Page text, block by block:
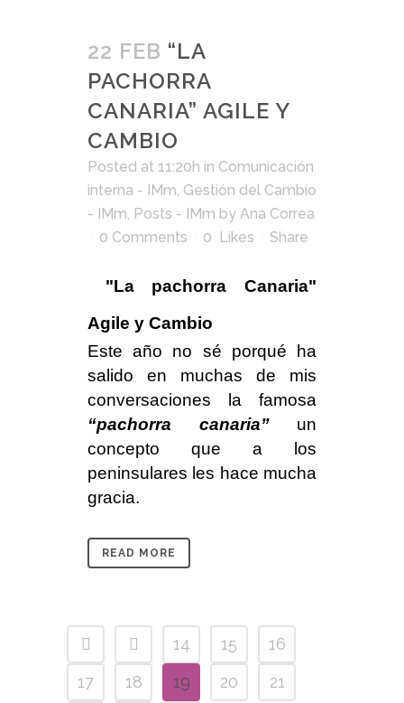
22 FEB “LA
PACHORRA
CANARIA” AGILE Y
CAMBIO
Posted at 11:20h in Comunicación
interna - IMm, Gestión del Cambio
- IMm, Posts - IMm by Ana Correa
0 Comments
0 Likes Share
"La pachorra Canaria"
Agile y Cambio
Este año no sé porqué ha
salido en muchas de mis
conversaciones la famosa
“pachorra canaria”un
concepto que a los
peninsulares les hace mucha
gracia.
READ MORE
14 15
16
17
18 19 20
21